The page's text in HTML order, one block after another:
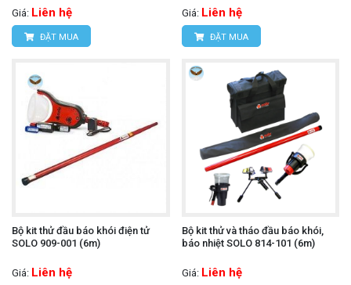
Giá: Liên hệ
ĐẶT MUA
Giá: Liên hệ
ĐẶT MUA
Bộ kit thử đầu báo khói điện tử
SOLO 909-001 (6m)
Giá: Liên hệ
Bộ kit thử và tháo đầu báo khói,
báo nhiệt SOLO 814-101 (6m)
Giá: Liên hệ